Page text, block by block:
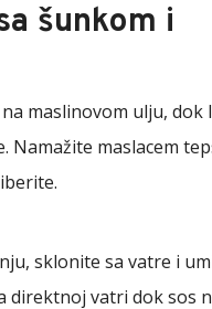
šunkom i
maslinovom ulju, dok
Namažite maslacem
sklonite sa vatre i
direktnoj vatri dok sos